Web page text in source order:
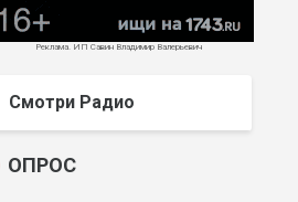
Реклама. ИП Савин Владимир Валерьевич
Смотри Радио
ОПРОС